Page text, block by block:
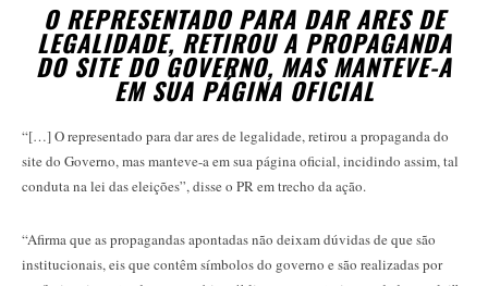
O REPRESENTADO PARA DAR ARES DE
LEGALIDADE, RETIROU A PROPAGANDA
DO SITE DO GOVERNO, MAS MANTEVE-A
EM SUA PÁGINA OFICIAL
“[…] O representado para dar ares de legalidade, retirou a propaganda do
site do Governo, mas manteve-a em sua página oficial, incidindo assim, tal
conduta na lei das eleições”, disse o PR em trecho da ação.
“Afirma que as propagandas apontadas não deixam dúvidas de que são
institucionais, eis que contêm símbolos do governo e são realizadas por